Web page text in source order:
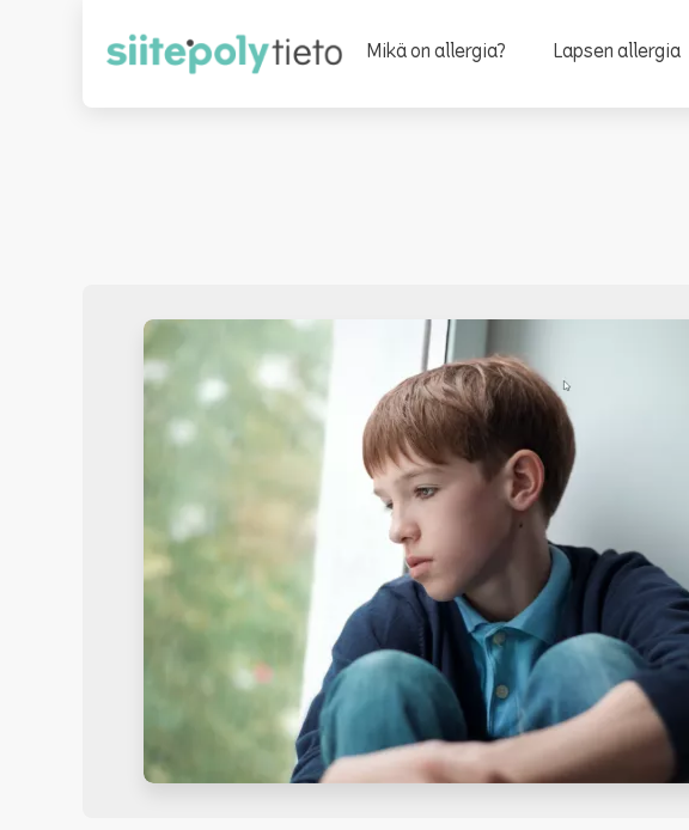
Mikä on allergia? Lapsen allergia